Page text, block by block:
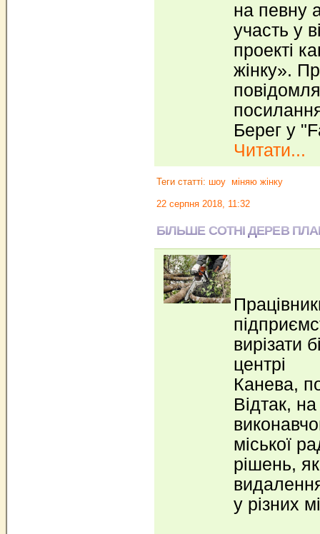
на певну
участь у
проекті
жінку».
Берег у
Читати...
Теги статті: шоу міняю жінку
22 серпня 2018, 11:32
БІЛЬШЕ СОТНІ ДЕРЕВ
вирізати
центрі
Канева,
Відтак,
міської
рішень,
у різних